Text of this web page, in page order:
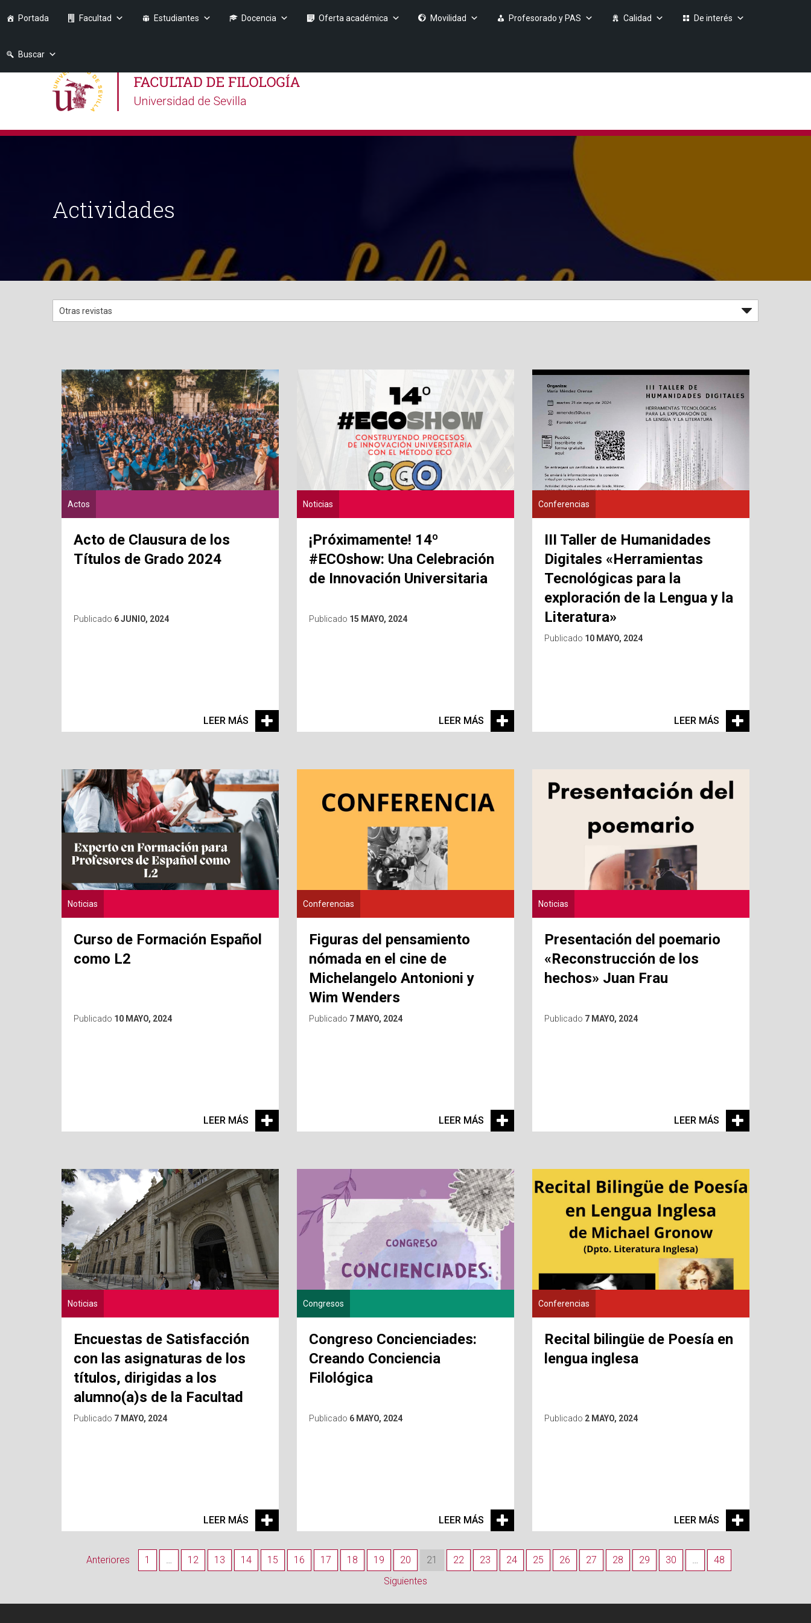
Portada Facultad Estudiantes Docencia Oferta académica Movilidad Profesorado y PAS Calidad De interés
Buscar
Actividades
Actos
Acto de Clausura de los
Títulos de Grado 2024
Publicado 6 JUNIO, 2024
LEER MÁS
Noticias
¡Próximamente! 14º
#ECOshow: Una Celebración
de Innovación Universitaria
Publicado 15 MAYO, 2024
LEER MÁS
Conferencias
III Taller de Humanidades
Digitales «Herramientas
Tecnológicas para la
exploración de la Lengua y la
Literatura»
Publicado 10 MAYO, 2024
LEER MÁS
Noticias
Curso de Formación Español
como L2
Publicado 10 MAYO, 2024
LEER MÁS
Conferencias
Figuras del pensamiento
nómada en el cine de
Michelangelo Antonioni y
Wim Wenders
Publicado 7 MAYO, 2024
LEER MÁS
Noticias
Presentación del poemario
«Reconstrucción de los
hechos» Juan Frau
Publicado 7 MAYO, 2024
LEER MÁS
Noticias
Encuestas de Satisfacción
con las asignaturas de los
títulos, dirigidas a los
alumno(a)s de la Facultad
Publicado 7 MAYO, 2024
LEER MÁS
Congresos
Congreso Concienciades:
Creando Conciencia
Filológica
Publicado 6 MAYO, 2024
LEER MÁS
Conferencias
Recital bilingüe de Poesía en
lengua inglesa
Publicado 2 MAYO, 2024
LEER MÁS
Anteriores 1 … 12 13 14 15 16 17 18 19 20 21 22 23 24 25 26 27 28 29 30 …
48
Siguientes